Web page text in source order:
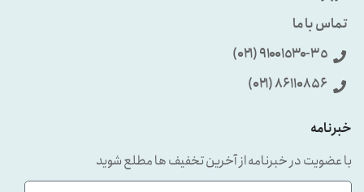
تماس با ما
٩۱۰۰۱٥۳۰-۳٥ (۰۲۱)
86110856 (۰۲۱)
خبرنامه
با عضویت در خبرنامه از آخرین تخفیف ها مطلع شوید